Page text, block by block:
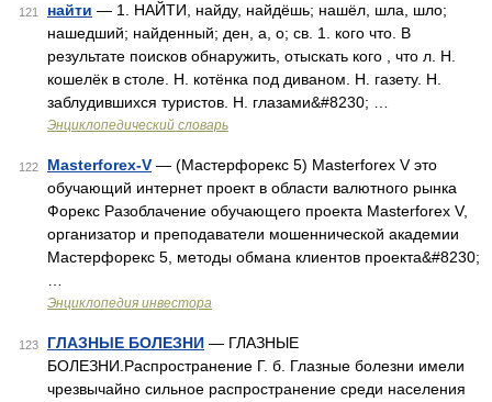
121 найти — 1. НАЙТИ, найду, найдёшь; нашёл, шла, шло;
нашедший; найденный; ден, а, о; св. 1. кого что. В
результате поисков обнаружить, отыскать кого , что л. Н.
кошелёк в столе. Н. котёнка под диваном. Н. газету. Н.
заблудившихся туристов. Н. глазами&#8230; …
Энциклопедический словарь
122 Masterforex-V — (Мастерфорекс 5) Masterforex V это
обучающий интернет проект в области валютного рынка
Форекс Разоблачение обучающего проекта Masterforex V,
организатор и преподаватели мошеннической академии
Мастерфорекс 5, методы обмана клиентов проекта&#8230;
Энциклопедия инвестора
123 ГЛАЗНЫЕ БОЛЕЗНИ — ГЛАЗНЫЕ
БОЛЕЗНИ.Распространение Г. б. Глазные болезни имели
чрезвычайно сильное распространение среди населения